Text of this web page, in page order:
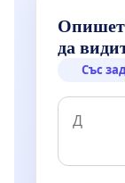
да
Със